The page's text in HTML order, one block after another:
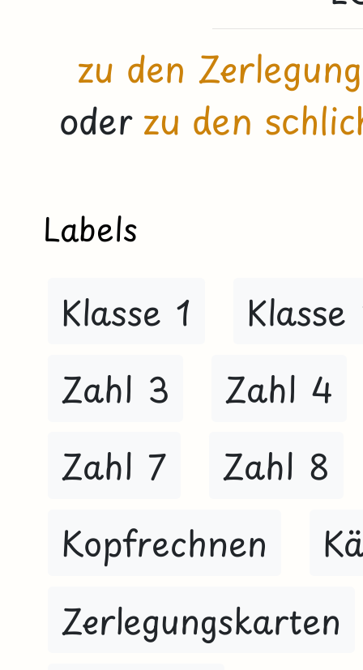
zu den
oder zu den
Labels
Klasse 1
Zahl 3
Zahl 4
Zahl 7
Zahl 8
Kopfrechnen
Zerlegungskarten